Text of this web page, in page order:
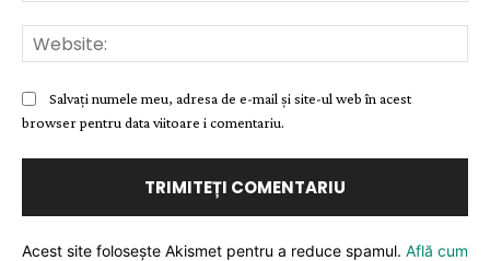
Salvați numele meu, adresa de e-mail și site-ul web în acest
browser pentru data viitoare i comentariu.
Acest site folosește Akismet pentru a reduce spamul. Află cum